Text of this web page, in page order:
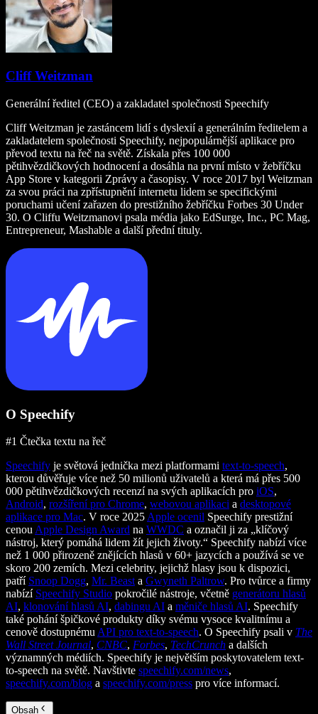
Cliff Weitzman
Generální ředitel (CEO) a zakladatel společnosti Speechify
Cliff Weitzman je zastáncem lidí s dyslexií a generálním ředitelem a
zakladatelem společnosti Speechify, nejpopulárnější aplikace pro
převod textu na řeč na světě. Získala přes 100 000
pětihvězdičkových hodnocení a dosáhla na první místo v žebříčku
App Store v kategorii Zprávy a časopisy. V roce 2017 byl Weitzman
za svou práci na zpřístupnění internetu lidem se specifickými
poruchami učení zařazen do prestižního žebříčku Forbes 30 Under
30. O Cliffu Weitzmanovi psala média jako EdSurge, Inc., PC Mag,
Entrepreneur, Mashable a další přední tituly.
O Speechify
#1 Čtečka textu na řeč
Speechify je světová jednička mezi platformami text-to-speech,
kterou důvěřuje více než 50 milionů uživatelů a která má přes 500
000 pětihvězdičkových recenzí na svých aplikacích pro iOS,
Android, rozšíření pro Chrome, webovou aplikaci a desktopové
aplikace pro Mac. V roce 2025 Apple ocenil Speechify prestižní
cenou Apple Design Award na WWDC a označil ji za „klíčový
nástroj, který pomáhá lidem žít jejich životy.“ Speechify nabízí více
než 1 000 přirozeně znějících hlasů v 60+ jazycích a používá se ve
skoro 200 zemích. Mezi celebrity, jejichž hlasy jsou k dispozici,
patří Snoop Dogg, Mr. Beast a Gwyneth Paltrow. Pro tvůrce a firmy
nabízí Speechify Studio pokročilé nástroje, včetně generátoru hlasů
AI, klonování hlasů AI, dabingu AI a měniče hlasů AI. Speechify
také pohání špičkové produkty díky svému vysoce kvalitnímu a
cenově dostupnému API pro text-to-speech. O Speechify psali v The
Wall Street Journal, CNBC, Forbes, TechCrunch a dalších
významných médiích. Speechify je největším poskytovatelem text-
to-speech na světě. Navštivte speechify.com/news,
speechify.com/blog a speechify.com/press pro více informací.
Obsah